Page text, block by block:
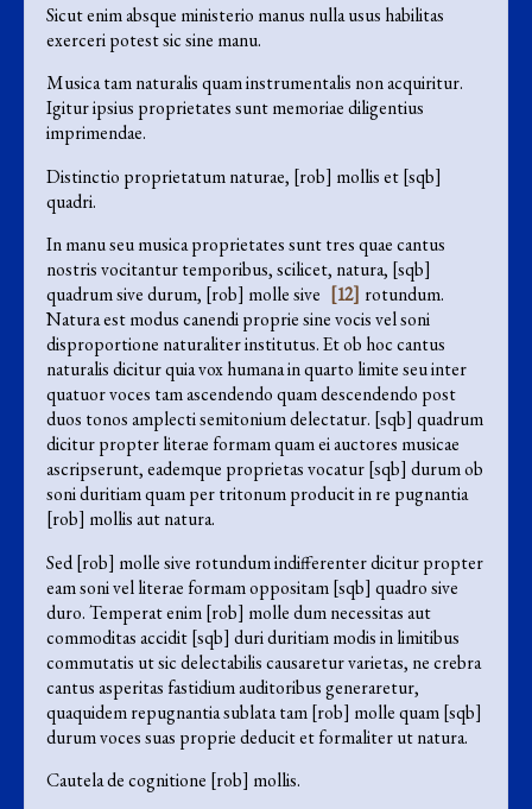
Sicut enim absque ministerio manus nulla usus habilitas
exerceri potest sic sine manu.
Musica tam naturalis quam instrumentalis non acquiritur.
Igitur ipsius proprietates sunt memoriae diligentius
imprimendae.
Distinctio proprietatum naturae, [rob] mollis et [sqb]
quadri.
In manu seu musica proprietates sunt tres quae cantus
nostris vocitantur temporibus, scilicet, natura, [sqb]
quadrum sive durum, [rob] molle sive [12] rotundum.
Natura est modus canendi proprie sine vocis vel soni
disproportione naturaliter institutus. Et ob hoc cantus
naturalis dicitur quia vox humana in quarto limite seu inter
quatuor voces tam ascendendo quam descendendo post
duos tonos amplecti semitonium delectatur. [sqb] quadrum
dicitur propter literae formam quam ei auctores musicae
ascripserunt, eademque proprietas vocatur [sqb] durum ob
soni duritiam quam per tritonum producit in re pugnantia
[rob] mollis aut natura.
Sed [rob] molle sive rotundum indifferenter dicitur propter
eam soni vel literae formam oppositam [sqb] quadro sive
duro. Temperat enim [rob] molle dum necessitas aut
commoditas accidit [sqb] duri duritiam modis in limitibus
commutatis ut sic delectabilis causaretur varietas, ne crebra
cantus asperitas fastidium auditoribus generaretur,
quaquidem repugnantia sublata tam [rob] molle quam [sqb]
durum voces suas proprie deducit et formaliter ut natura.
Cautela de cognitione [rob] mollis.